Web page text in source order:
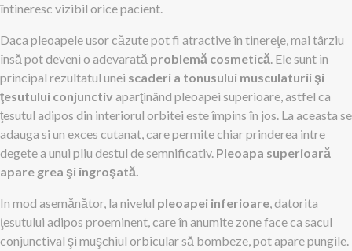
întineresc vizibil orice pacient.
Daca pleoapele usor căzute pot fi atractive în tinereţe, mai târziu
însă pot deveni o adevarată problemă cosmetică. Ele sunt in
principal rezultatul unei scaderi a tonusului musculaturii şi
ţesutului conjunctiv aparţinând pleoapei superioare, astfel ca
ţesutul adipos din interiorul orbitei este împins în jos. La aceasta se
adauga si un exces cutanat, care permite chiar prinderea intre
degete a unui pliu destul de semnificativ. Pleoapa superioară
apare grea şi îngroşată.
In mod asemănător, la nivelul pleoapei inferioare, datorita
ţesutului adipos proeminent, care în anumite zone face ca sacul
conjunctival şi muşchiul orbicular să bombeze, pot apare pungile.